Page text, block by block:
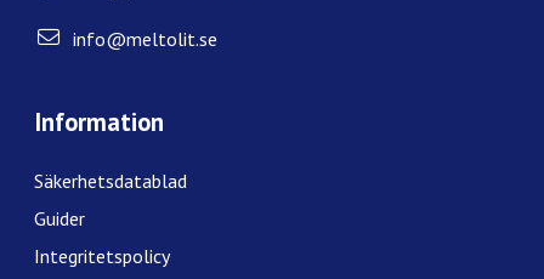
info@meltolit.se
Information
Säkerhetsdatablad
Guider
Integritetspolicy